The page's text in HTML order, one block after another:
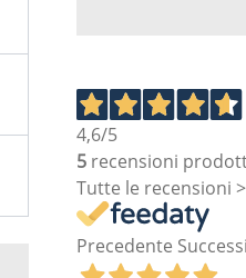
4,6/5
5recensioni
Tutte le recensioni >
Precedente